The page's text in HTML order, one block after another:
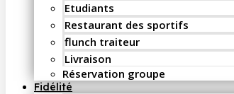
Etudiants
Restaurant des sportifs
flunch traiteur
Livraison
Réservation groupe
Fidélité